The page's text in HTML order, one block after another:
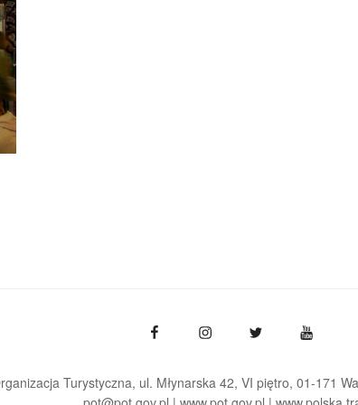
Turystyczna, ul. Młynarska 42, VI piętro, 01-171